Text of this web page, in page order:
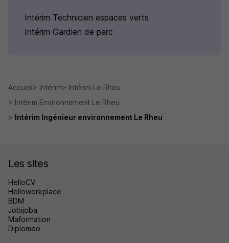
Intérim Technicien espaces verts
Intérim Gardien de parc
Accueil Intérim
Intérim Le Rheu
Intérim Environnement Le Rheu
Intérim Ingénieur environnement Le Rheu
Les sites
HelloCV
Helloworkplace
BDM
Jobijoba
Maformation
Diplomeo